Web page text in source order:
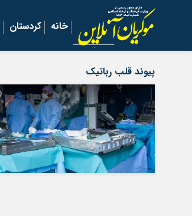
خانه کردستان
پیوند قلب رباتیک